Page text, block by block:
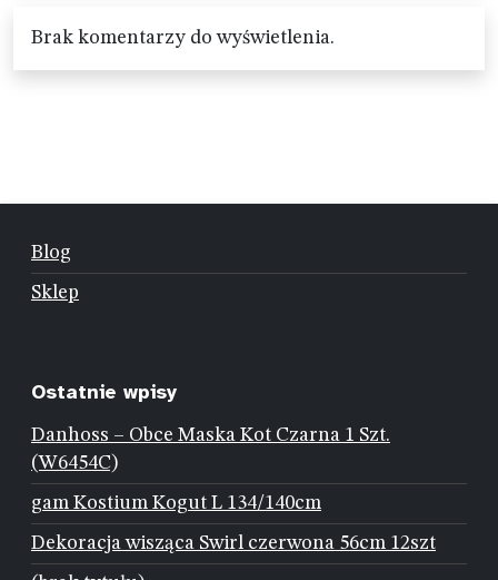
Brak komentarzy do wyświetlenia.
Blog
Sklep
Ostatnie wpisy
Danhoss – Obce Maska Kot Czarna 1 Szt.
(W6454C)
gam Kostium Kogut L 134/140cm
Dekoracja wisząca Swirl czerwona 56cm 12szt